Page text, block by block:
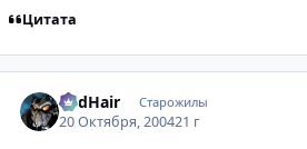
Цитата
RedHair Старожилы
20 Октября, 200421 г